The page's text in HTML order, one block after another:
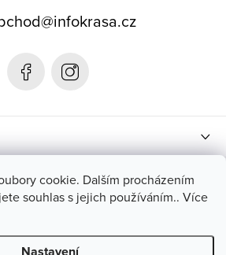
cookie. Dalším procházením
souhlas s jejich používáním.. Více
@infokrasa.cz